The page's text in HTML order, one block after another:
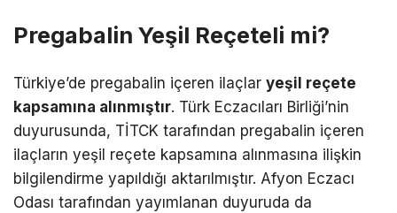
Pregabalin Yeşil Reçeteli mi?
Türkiye’de pregabalin içeren ilaçlar yeşil reçete
kapsamına alınmıştır. Türk Eczacıları Birliği’nin
duyurusunda, TİTCK tarafından pregabalin içeren
ilaçların yeşil reçete kapsamına alınmasına ilişkin
bilgilendirme yapıldığı aktarılmıştır. Afyon Eczacı
Odası tarafından yayımlanan duyuruda da